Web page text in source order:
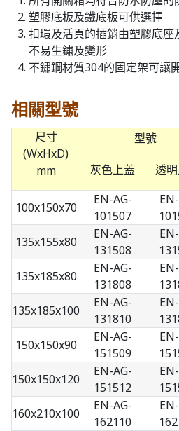
塑膠底板及鐵底板可供選擇
扣環及活頁的插銷由塑膠底
不易生鏽及變形
不鏽鋼材質304的固定架可讓
相關型號
尺寸
(WxHxD)
mm
型號
灰色上蓋 透
100x150x70
EN-AG-
101507
135x155x80
EN-AG-
131508
135x185x80
EN-AG-
131808
135x185x100
EN-AG-
131810
150x150x90
EN-AG-
151509
150x150x120
EN-AG-
151512
160x210x100
EN-AG-
162110